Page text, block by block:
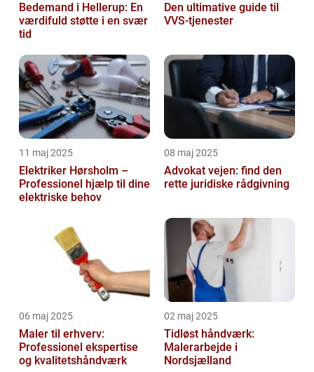
Bedemand i Hellerup: En
værdifuld støtte i en svær
tid
Den ultimative guide til
VVS-tjenester
11 maj 2025
Elektriker Hørsholm –
Professionel hjælp til dine
elektriske behov
08 maj 2025
Advokat vejen: find den
rette juridiske rådgivning
06 maj 2025
Maler til erhverv:
Professionel ekspertise
og kvalitetshåndværk
02 maj 2025
Tidløst håndværk:
Malerarbejde i
Nordsjælland